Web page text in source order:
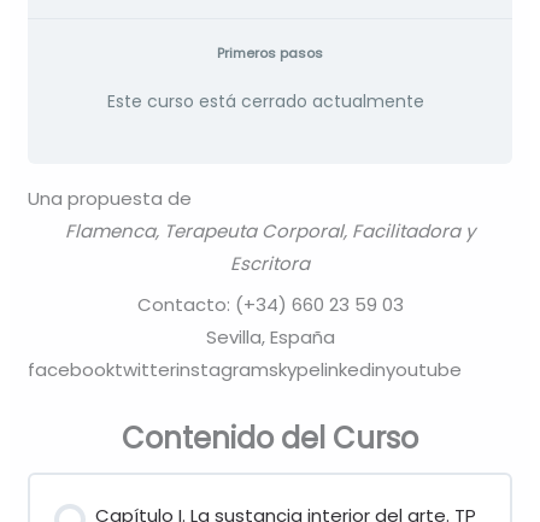
Primeros pasos
Este curso está cerrado actualmente
Una propuesta de
Flamenca, Terapeuta Corporal, Facilitadora y
Escritora
Contacto: (+34) 660 23 59 03
Sevilla, España
facebooktwitterinstagramskypelinkedinyoutube
Contenido del Curso
Capítulo I. La sustancia interior del arte. TP